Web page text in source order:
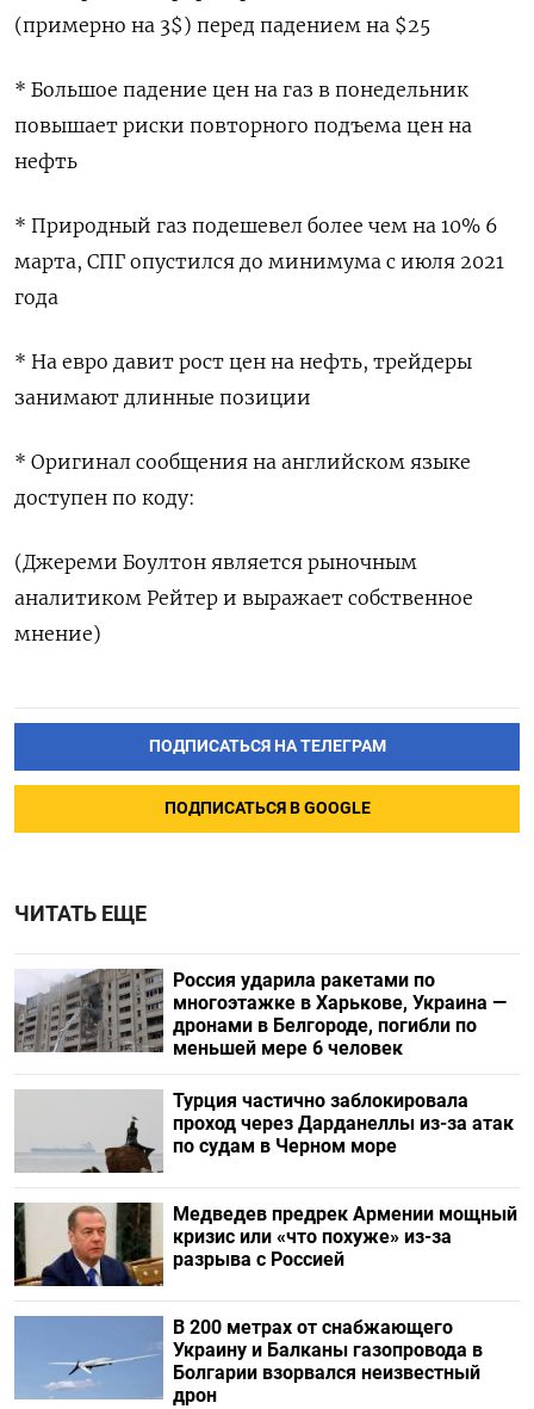
(примерно на 3$) перед падением на $25
* Большое падение цен на газ в понедельник
повышает риски повторного подъема цен на
нефть
* Природный газ подешевел более чем на 10% 6
марта, СПГ опустился до минимума с июля 2021
года
* На евро давит рост цен на нефть, трейдеры
занимают длинные позиции
* Оригинал сообщения на английском языке
доступен по коду:
(Джереми Боултон является рыночным
аналитиком Рейтер и выражает собственное
мнение)
ПОДПИСАТЬСЯ НА ТЕЛЕГРАМ
ПОДПИСАТЬСЯ В GOOGLE
ЧИТАТЬ ЕЩЕ
Россия ударила ракетами по
многоэтажке в Харькове, Украина —
дронами в Белгороде, погибли по
меньшей мере 6 человек
Турция частично заблокировала
проход через Дарданеллы из-за атак
по судам в Черном море
Медведев предрек Армении мощный
кризис или «что похуже» из-за
разрыва с Россией
В 200 метрах от снабжающего
Украину и Балканы газопровода в
Болгарии взорвался неизвестный
дрон